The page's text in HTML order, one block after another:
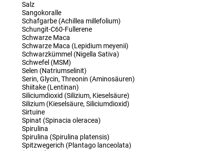
Salz
Sangokoralle
Schafgarbe (Achillea millefolium)
Schungit-C60-Fullerene
Schwarze Maca
Schwarze Maca (Lepidium meyenii)
Schwarzkümmel (Nigella Sativa)
Schwefel (MSM)
Selen (Natriumselinit)
Serin, Glycin, Threonin (Aminosäuren)
Shiitake (Lentinan)
Siliciumdioxid (Silizium, Kieselsäure)
Silizium (Kieselsäure, Siliciumdioxid)
Sirtuine
Spinat (Spinacia oleracea)
Spirulina
Spirulina (Spirulina platensis)
Spitzwegerich (Plantago lanceolata)